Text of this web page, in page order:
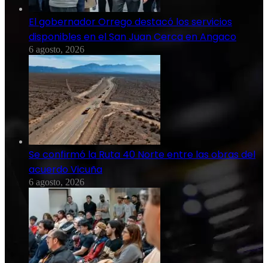
El gobernador Orrego destacó los servicios
disponibles en el San Juan Cerca en Angaco
6 agosto, 2026
Se confirmó la Ruta 40 Norte entre las obras del
acuerdo Vicuña
6 agosto, 2026